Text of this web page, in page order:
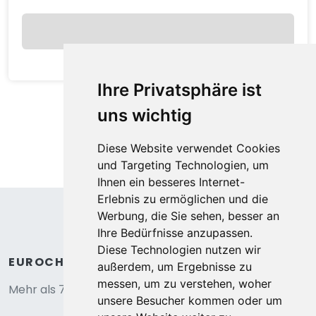
Ihre Privatsphäre ist
uns wichtig
Diese Website verwendet Cookies
und Targeting Technologien, um
Ihnen ein besseres Internet-
Erlebnis zu ermöglichen und die
Werbung, die Sie sehen, besser an
Ihre Bedürfnisse anzupassen.
Diese Technologien nutzen wir
außerdem, um Ergebnisse zu
messen, um zu verstehen, woher
unsere Besucher kommen oder um
Apartment C. Ramoure B N°210 - 2P4
4,0
Modane, Auvergne, Frankreich